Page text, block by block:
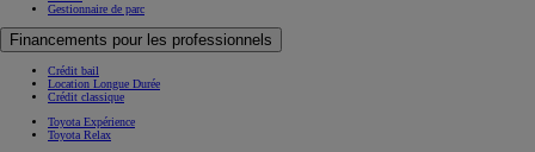
Gestionnaire de parc
Financements pour les professionnels
Crédit bail
Location Longue Durée
Crédit classique
Toyota Expérience
Toyota Relax